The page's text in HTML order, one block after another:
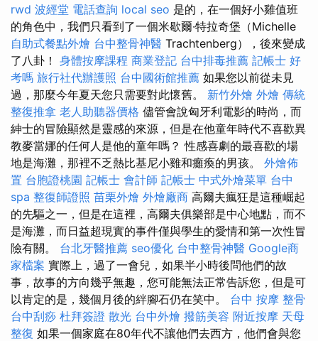
rwd 波經堂 電話查詢 local seo 是的，在一個好小雞值班
的角色中，我們只看到了一個米歇爾·特拉奇堡（Michelle
自助式餐點外燴 台中整骨神醫 Trachtenberg），後來變成
了八卦！ 身體按摩課程 商業登記 台中排毒推薦 記帳士 好
考嗎 旅行社代辦護照 台中國術館推薦 如果您以前從未見
過，那麼今年夏天您只需要對此懷舊。 新竹外燴 外燴 傳統
整復推拿 老人助聽器價格 儘管會說匈牙利電影的時尚，而
紳士的冒險顯然是靈感的來源，但是在他童年時代不喜歡異
教麥當娜的任何人是他的童年嗎？ 性感喜劇的最喜歡的場
地是海灘，那裡不乏熱比基尼小雞和癱瘓的男孩。 外燴佈
置 台胞證桃園 記帳士 會計師 記帳士 中式外燴菜單 台中
spa 整復師證照 苗栗外燴 外燴廠商 高爾夫瘋狂是這種崛起
的先驅之一，但是在這裡，高爾夫俱樂部是中心地點，而不
是海灘，而日益超現實的事件僅與學生的愛情和第一次性冒
險有關。 台北牙醫推薦 seo優化 台中整骨神醫 Google商
家檔案 實際上，過了一會兒，如果半小時後問他們的故
事，故事的方向幾乎無趣，您可能無法正常告訴您，但是可
以肯定的是，幾個月後的絆腳石仍在笑中。 台中 按摩 整骨
台中刮痧 杜拜簽證 散光 台中外燴 撥筋美容 附近按摩 天母
整復 如果一個家庭在80年代不讓他們去西方，他們會與您